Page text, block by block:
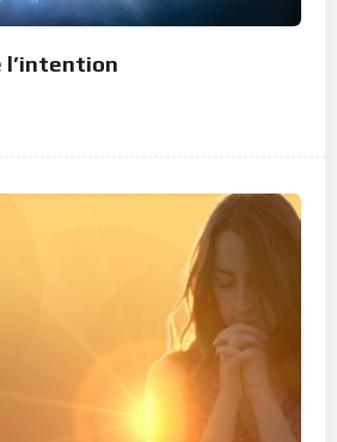
l’intention